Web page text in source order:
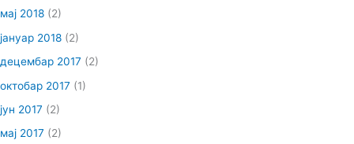
мај 2018 (2)
јануар 2018 (2)
децембар 2017 (2)
октобар 2017 (1)
јун 2017 (2)
мај 2017 (2)